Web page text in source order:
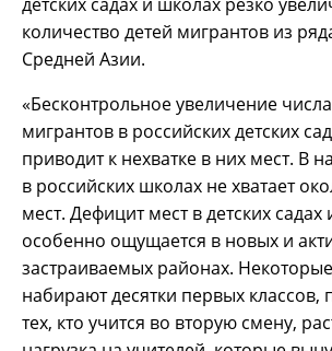
количество детей мигрантов из
Средней Азии.
«Бесконтрольное увеличение
мигрантов в российских детских
приводит к нехватке в них мест. В
в российских школах не хватает
мест. Дефицит мест в детских
особенно ощущается в новых и
застраиваемых районах.
набирают десятки первых классов,
тех, кто учится во вторую смену,